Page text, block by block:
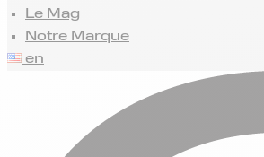
Le Mag
Notre Marque
en